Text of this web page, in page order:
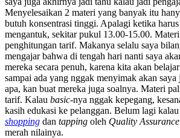
Menyelesaikan 2 materi yang banyak itu
butuh konsentrasi tinggi. Apalagi ketika
mengantuk, sekitar pukul 13.00-15.00. Materi
penghitungan tarif. Makanya selalu saya
mengajar bahwa di tengah hari nanti saya
mereka secara penuh, karena kita akan
sampai ada yang nggak menyimak akan
apa, kan buat mereka juga soalnya. Materi
tarif. Kalau basic-nya nggak kepegang,
kasih edukasi ke pelanggan. Belum lagi kalau
shopping dan tapping oleh Quality
merah nilainya.